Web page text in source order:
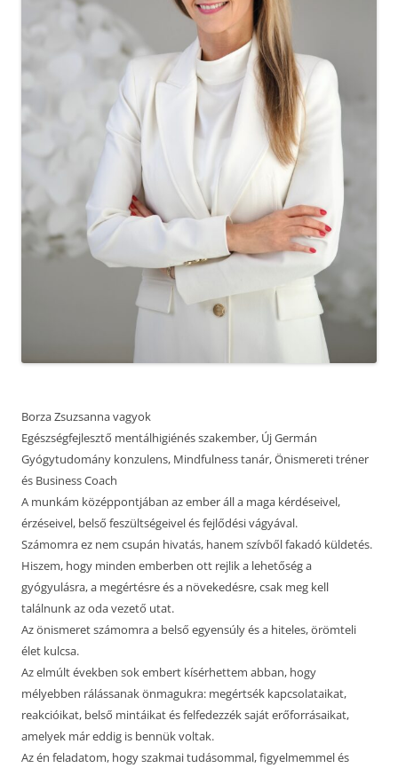
Borza Zsuzsanna vagyok
Egészségfejlesztő mentálhigiénés szakember, Új Germán
Gyógytudomány konzulens, Mindfulness tanár, Önismereti tréner
és Business Coach
A munkám középpontjában az ember áll a maga kérdéseivel,
érzéseivel, belső feszültségeivel és fejlődési vágyával.
Számomra ez nem csupán hivatás, hanem szívből fakadó küldetés.
Hiszem, hogy minden emberben ott rejlik a lehetőség a
gyógyulásra, a megértésre és a növekedésre, csak meg kell
találnunk az oda vezető utat.
Az önismeret számomra a belső egyensúly és a hiteles, örömteli
élet kulcsa.
Az elmúlt években sok embert kísérhettem abban, hogy
mélyebben rálássanak önmagukra: megértsék kapcsolataikat,
reakcióikat, belső mintáikat és felfedezzék saját erőforrásaikat,
amelyek már eddig is bennük voltak.
Az én feladatom, hogy szakmai tudásommal, figyelmemmel és